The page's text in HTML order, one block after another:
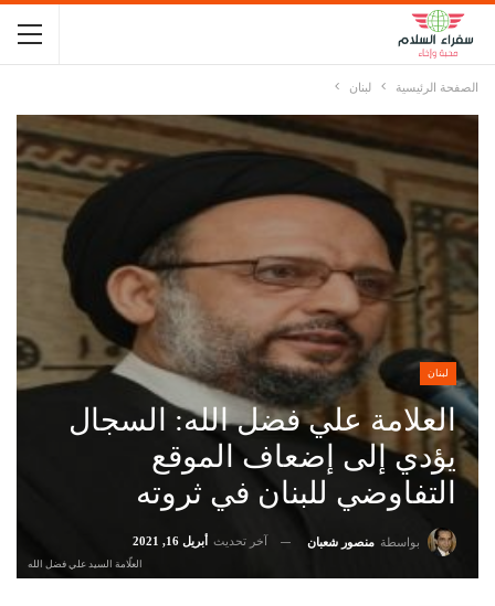
الصفحة الرئيسية لبنان
لبنان
العلامة علي فضل الله: السجال
يؤدي إلى إضعاف الموقع
التفاوضي للبنان في ثروته
بواسطة منصور شعبان آخر تحديث أبريل 16, 2021
العلّامة السيد علي فضل الله